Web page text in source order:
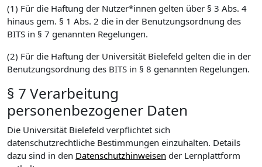
(1) Für die Haftung der Nutzer*innen gelten über § 3 Abs. 4
hinaus gem. § 1 Abs. 2 die in der Benutzungsordnung des
BITS in § 7 genannten Regelungen.
(2) Für die Haftung der Universität Bielefeld gelten die in der
Benutzungsordnung des BITS in § 8 genannten Regelungen.
§ 7 Verarbeitung
personenbezogener Daten
Die Universität Bielefeld verpflichtet sich
datenschutzrechtliche Bestimmungen einzuhalten. Details
dazu sind in den Datenschutzhinweisen der Lernplattform